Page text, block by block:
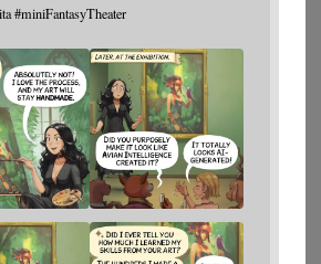
#miniFantasyTheater